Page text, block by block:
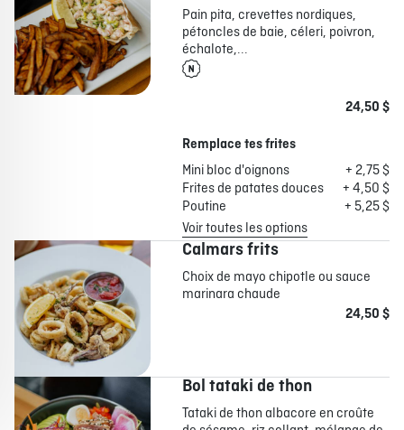
Pain pita, crevettes nordiques,
pétoncles de baie, céleri, poivron,
échalote,...
24,50 $
Remplace tes frites
Mini bloc d'oignons
+ 2,75 $
Frites de patates douces
+ 4,50 $
Poutine
+ 5,25 $
Voir toutes les options
Calmars frits
Choix de mayo chipotle ou sauce
marinara chaude
24,50 $
Bol tataki de thon
Tataki de thon albacore en croûte